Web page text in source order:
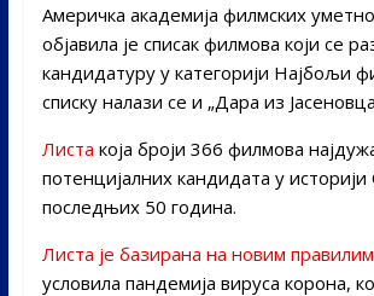
Америчка академија филмских
објавила је списак филмова који се
кандидатуру у категорији Најбољи
списку налази се и „Дара из
Листа која броји 366 филмова
потенцијалних кандидата у историји
последњих 50 година.
Листа је базирана на новим
условила пандемија вируса корона,